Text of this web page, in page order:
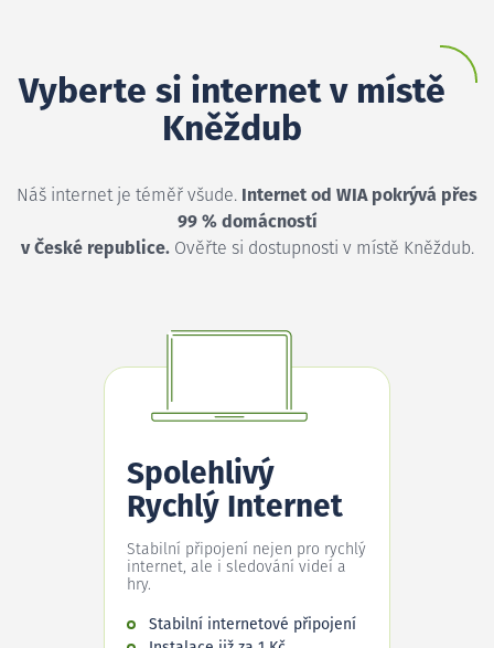
Vyberte si internet v místě
Kněždub
Náš internet je téměř všude. Internet od WIA pokrývá přes
99 % domácností
v České republice.Ověřte si dostupnosti v místě Kněždub.
Spolehlivý
Rychlý Internet
Stabilní připojení nejen pro rychlý
internet, ale i sledování videí a
hry.
Stabilní internetové připojení